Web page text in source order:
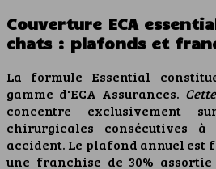
Couverture ECA
chats : plafonds et
La formule Essential
gamme d'ECA Assurances.
concentre exclusivement
chirurgicales consécutives
accident. Le plafond annuel est
une franchise de 30%